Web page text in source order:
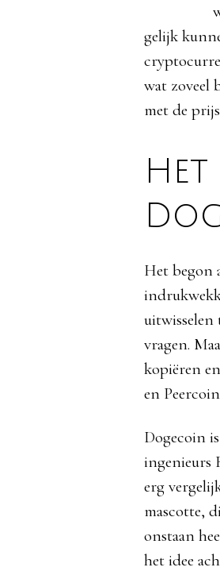
gelijk
wat zoveel
met de
Het begon
uitwisselen
vragen.
kopiëren
en
Dogecoin
ingenieurs
erg
mascotte,
onstaan
het idee